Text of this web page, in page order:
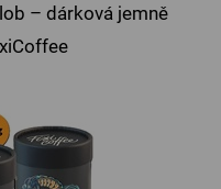
– dárková jemně